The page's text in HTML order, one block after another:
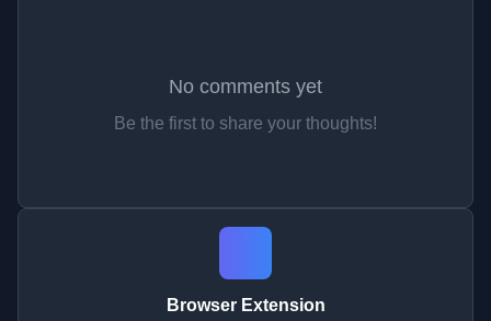
No comments yet
Be the first to share your thoughts!
Browser Extension